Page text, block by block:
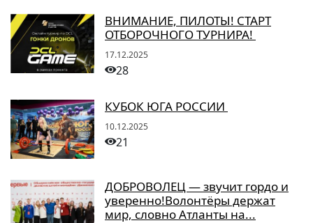
ВНИМАНИЕ, ПИЛОТЫ! СТАРТ
ОТБОРОЧНОГО ТУРНИРА!
17.12.2025
28
КУБОК ЮГА РОССИИ
10.12.2025
21
ДОБРОВОЛЕЦ — звучит гордо и
уверенно!Волонтёры держат
мир, словно Атланты на...